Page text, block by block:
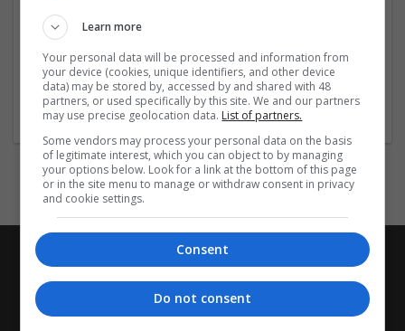
➡️➡️➡️ Khám phá kết quả MN hôm nay được chia sẻ cực
kỳ nhanh chóng và chuẩn mỗi ngày miễn phí tại:
more »
Company profile type:
Employer
Learn more
Your personal data will be processed and information from
your device (cookies, unique identifiers, and other device
data) may be stored by, accessed by and shared with 48
partners, or used specifically by this site. We and our partners
may use precise geolocation data. List of partners.
Some vendors may process your personal data on the basis
of legitimate interest, which you can object to by managing
your options below. Look for a link at the bottom of this page
or in the site menu to manage or withdraw consent in privacy
and cookie settings.
Consent
Do not consent